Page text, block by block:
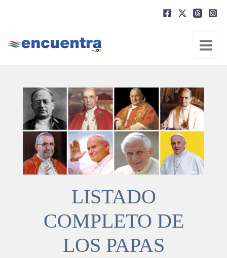
LISTADO
COMPLETO DE
LOS PAPAS